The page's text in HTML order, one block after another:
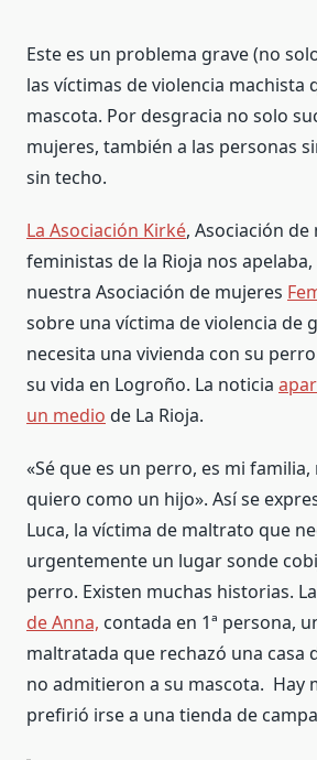
Este es un problema grave (no
las víctimas de violencia machista
mascota. Por desgracia no solo
mujeres, también a las personas
sin techo.
La Asociación Kirké, Asociación de
feministas de la Rioja nos
nuestra Asociación de mujeres
sobre una víctima de violencia de
necesita una vivienda con su
su vida en Logroño. La noticia
un medio de La Rioja.
«Sé que es un perro, es mi
quiero como un hijo». Así se
Luca, la víctima de maltrato que
urgentemente un lugar sonde
perro. Existen muchas historias.
de Anna, contada en 1ª persona,
maltratada que rechazó una casa
no admitieron a su mascota. Hay
prefirió irse a una tienda de